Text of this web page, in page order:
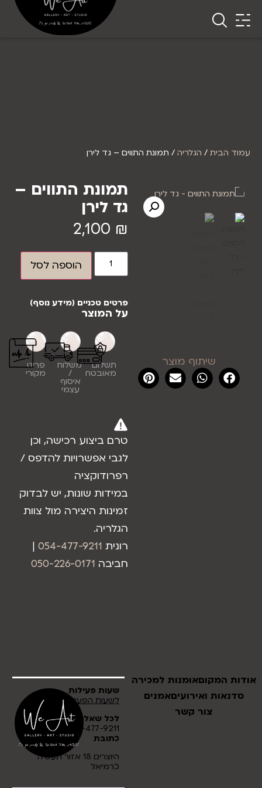
עמוד הבית / הגלריה / תמונת התווים – גד לירן
שיתוף מוצר
תמונת התווים –
גד לירן
2,100 ₪
הוספה לסל
פרטים טכניים (מידע נוסף)
על המוצר
תשלום
מאובטח
משלוח
/
איסוף
עצמי
פריט
מקורי
טרם ביצוע רכישה, וכן
לגבי אפשרויות להדפס /
רפרודוקציה
במידות שונות, יש לבדוק
זמינות היצירה מול צוות
הגלריה.
רונית 054-477-9211
|
חביבה 050-226-0171
שעות פעילות
לשעות הפעילות לחץ כאן
לכל שאלה
054-477-9211
כתובת
היוצרים 18 אזור תעשיה
כרמיאל
אודות המקוםאומנות למכירה
סדנאות ואירועיםאמנים
צור קשר